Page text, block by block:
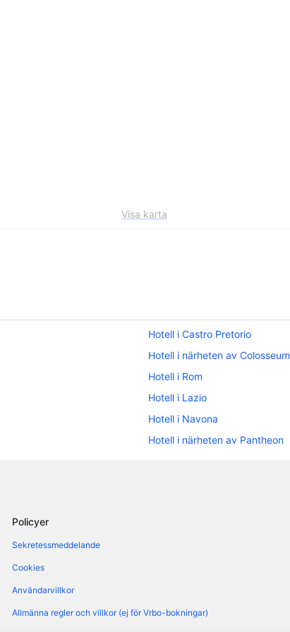
Visa karta
Hotell i Castro Pretorio
Hotell i närheten av Colosseum
Hotell i Rom
Hotell i Lazio
Hotell i Navona
Hotell i närheten av Pantheon
Policyer
Sekretessmeddelande
Cookies
Användarvillkor
Allmänna regler och villkor (ej för Vrbo-bokningar)